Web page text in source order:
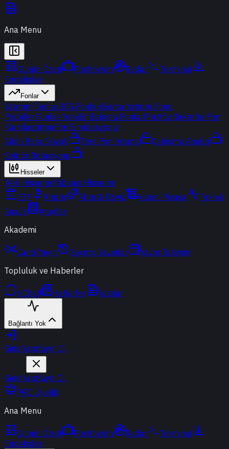
Ana Menu
Günün Özeti Portföyüm Radar
Terminal
Endeksler
Fonlar
Yatırım FonlarıBES FonlarıBorsa Yatırım Fonu
Popüler Fonlar YeniBir Bakışta FonlarPortföy ŞirketleriFon
KarşılaştırmaFon Simülasyonu
Akıllı Para Sinyali
Ters Fon Arama
Çakışma Analizi
Sektör Rotasyonu
Hisseler
Yerli HisselerYabancı Hisseler
ETF
Kripto Altın & Döviz Vadeli Piyasa
Teknik
Analiz
Araçlar
Akademi
Canlı Yayın Geçmiş Yayınlar
Yayın Takvimi
Topluluk ve Haberler
t-Chat Haberler Yazılar
Bağlantı Yok
Giriş YapKayıt Ol
Giriş YapKayıt Ol
PRO Üyelik
Ana Menu
Günün Özeti Portföyüm Radar
Terminal
Endeksler